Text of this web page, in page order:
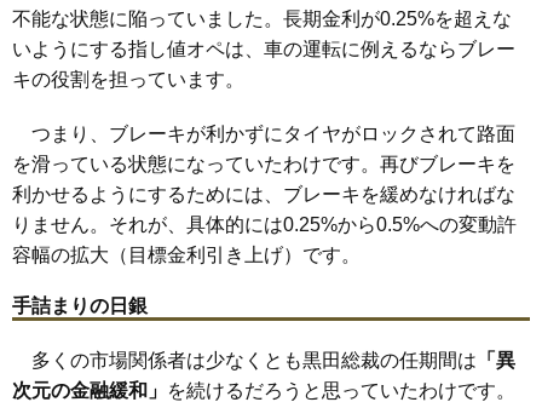
不能な状態に陥っていました。長期金利が0.25%を超えな
いようにする指し値オペは、車の運転に例えるならブレー
キの役割を担っています。
つまり、ブレーキが利かずにタイヤがロックされて路面
を滑っている状態になっていたわけです。再びブレーキを
利かせるようにするためには、ブレーキを緩めなければな
りません。それが、具体的には0.25%から0.5%への変動許
容幅の拡大（目標金利引き上げ）です。
手詰まりの日銀
多くの市場関係者は少なくとも黒田総裁の任期間は 「異
次元の金融緩和」 を続けるだろうと思っていたわけです。